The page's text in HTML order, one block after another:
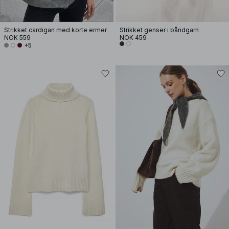
Strikket cardigan med korte ermer
NOK 559
+5
Strikket genser i båndgarn
NOK 459